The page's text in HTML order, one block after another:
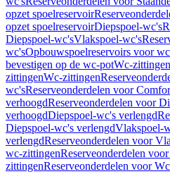
opzet spoelreservoir
opzet spoelreservoirDiepspoel-wc's
Diepspoel-wc'sVlakspoel-wc's
wc'sOpbouwspoelreservoirs voor
bevestigen op de wc-potWc-zittingen
zittingenWc-zittingen
wc'sReserveonderdelen voor
verhoogdReserveonderdelen voor
verhoogdDiepspoel-wc's verlengd
Diepspoel-wc's verlengdVlakspoel-
verlengdReserveonderdelen voor
wc-zittingenReserveonderdelen
zittingenReserveonderdelen voor